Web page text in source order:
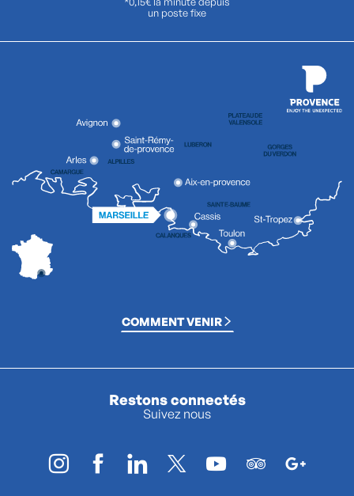
un poste fixe
COMMENT VENIR
Restons connectés
Suivez nous